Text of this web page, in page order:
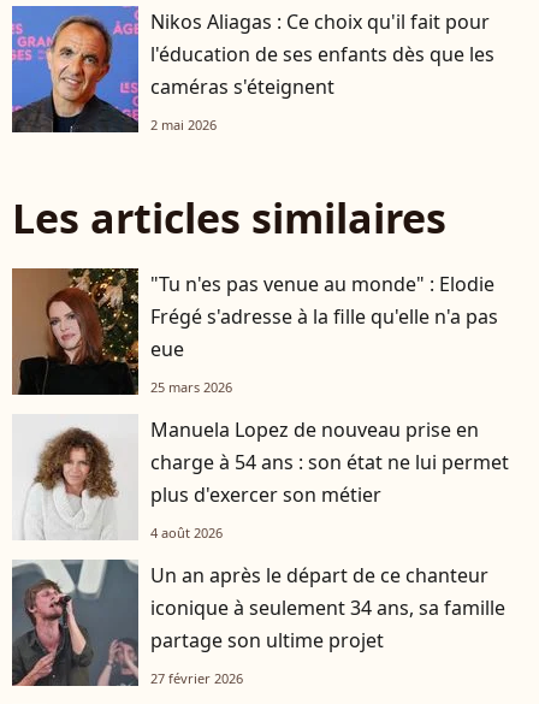
Nikos Aliagas : Ce choix qu'il fait pour
l'éducation de ses enfants dès que les
caméras s'éteignent
2 mai 2026
Les articles similaires
"Tu n'es pas venue au monde" : Elodie
Frégé s'adresse à la fille qu'elle n'a pas
eue
25 mars 2026
Manuela Lopez de nouveau prise en
charge à 54 ans : son état ne lui permet
plus d'exercer son métier
4 août 2026
Un an après le départ de ce chanteur
iconique à seulement 34 ans, sa famille
partage son ultime projet
27 février 2026